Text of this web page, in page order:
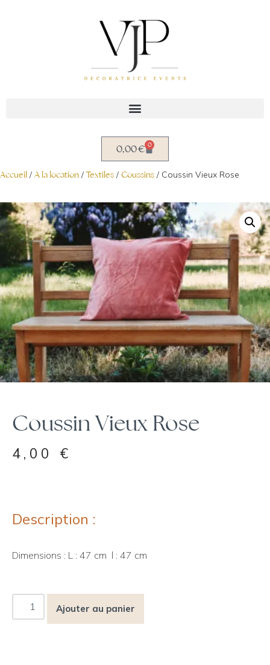
0,00€ 0
Accueil / A la location / Textiles / Coussins / Coussin Vieux Rose
Coussin Vieux Rose
4,00 €
Description :
Dimensions : L : 47 cm l : 47 cm
Ajouter au panier